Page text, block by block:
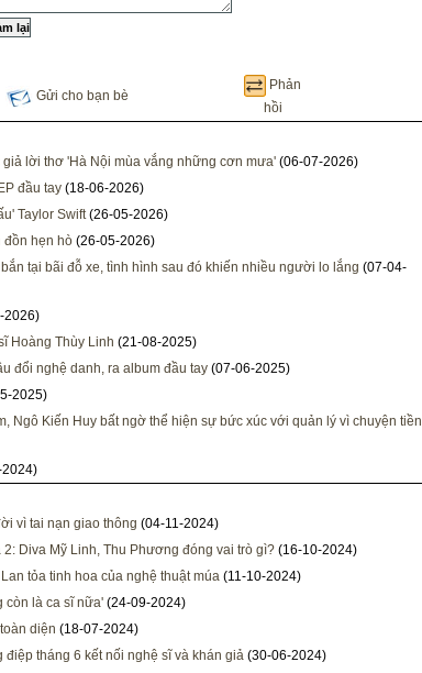
Gửi cho bạn bè
Phản
hồi
lời thơ 'Hà Nội mùa vắng những cơn mưa' (06-07-2026)
đầu tay (18-06-2026)
Taylor Swift(26-05-2026)
đồn hẹn hò (26-05-2026)
tại bãi đỗ xe, tình hình sau đó khiến nhiều người lo lắng (07-04-
2026)
Hoàng Thùy Linh (21-08-2025)
đổi nghệ danh, ra album đầu tay (07-06-2025)
2025)
Ngô Kiến Huy bất ngờ thể hiện sự bức xúc với quản lý vì chuyện tiền
vì tai nạn giao thông (04-11-2024)
Diva Mỹ Linh, Thu Phương đóng vai trò gì? (16-10-2024)
tỏa tinh hoa của nghệ thuật múa (11-10-2024)
còn là ca sĩ nữa' (24-09-2024)
diện (18-07-2024)
điệp tháng 6 kết nối nghệ sĩ và khán giả (30-06-2024)